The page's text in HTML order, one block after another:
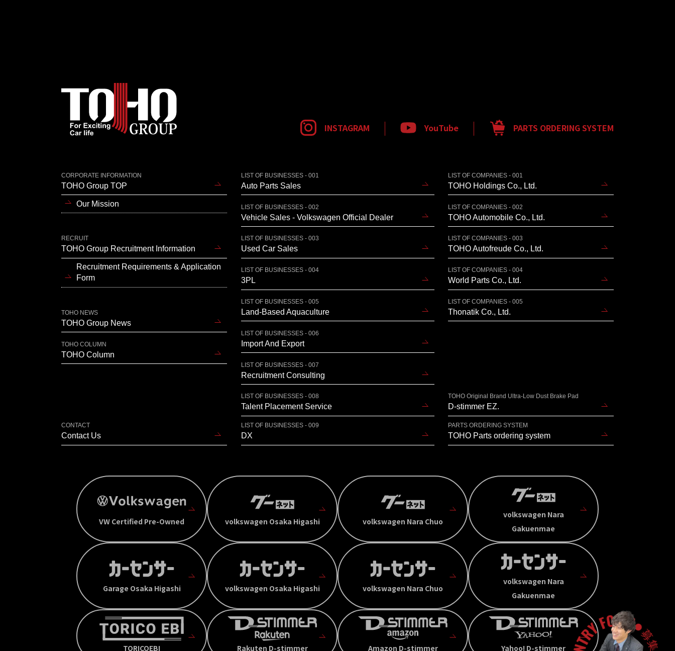
INSTAGRAM YouTube PARTS ORDERING SYSTEM
CORPORATE INFORMATION
TOHO Group TOP
Our Mission
RECRUIT
TOHO Group Recruitment Information
Recruitment Requirements & Application
Form
TOHO NEWS
TOHO Group News
TOHO COLUMN
TOHO Column
CONTACT
Contact Us
LIST OF BUSINESSES - 001
Auto Parts Sales
LIST OF BUSINESSES - 002
Vehicle Sales - Volkswagen Official Dealer
LIST OF BUSINESSES - 003
Used Car Sales
LIST OF BUSINESSES - 004
3PL
LIST OF BUSINESSES - 005
Land-Based Aquaculture
LIST OF BUSINESSES - 006
Import And Export
LIST OF BUSINESSES - 007
Recruitment Consulting
LIST OF BUSINESSES - 008
Talent Placement Service
LIST OF BUSINESSES - 009
DX
LIST OF COMPANIES - 001
TOHO Holdings Co., Ltd.
LIST OF COMPANIES - 002
TOHO Automobile Co., Ltd.
LIST OF COMPANIES - 003
TOHO Autofreude Co., Ltd.
LIST OF COMPANIES - 004
World Parts Co., Ltd.
LIST OF COMPANIES - 005
Thonatik Co., Ltd.
TOHO Original Brand Ultra-Low Dust Brake Pad
D-stimmer EZ.
PARTS ORDERING SYSTEM
TOHO Parts ordering system
VW Certified Pre-Owned volkswagen Osaka Higashi volkswagen Nara Chuo
volkswagen Nara
Gakuenmae
Garage Osaka Higashi volkswagen Osaka Higashi volkswagen Nara Chuo
volkswagen Nara
Gakuenmae
TORICOEBI Rakuten D-stimmer Amazon D-stimmer Yahoo! D-stimmer